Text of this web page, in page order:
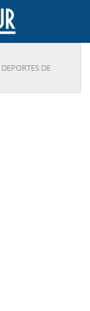
DE